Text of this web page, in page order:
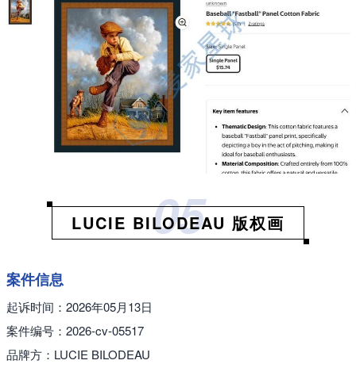
搜索
05
LUCIE BILODEAU 版权画
案件信息
起诉时间：2026年05月13日
案件编号：2026-cv-05517
品牌方：LUCIE BILODEAU